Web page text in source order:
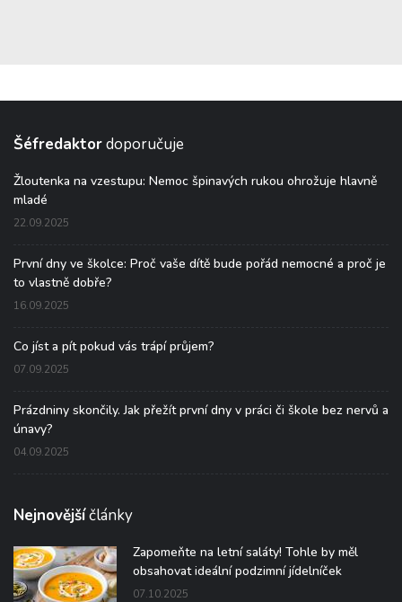
Šéfredaktordoporučuje
Žloutenka na vzestupu: Nemoc špinavých rukou ohrožuje hlavně
mladé
22.09.2025
První dny ve školce: Proč vaše dítě bude pořád nemocné a proč je
to vlastně dobře?
16.09.2025
Co jíst a pít pokud vás trápí průjem?
07.09.2025
Prázdniny skončily. Jak přežít první dny v práci či škole bez nervů a
únavy?
04.09.2025
Nejnovějšíčlánky
Zapomeňte na letní saláty! Tohle by měl
obsahovat ideální podzimní jídelníček
07.10.2025